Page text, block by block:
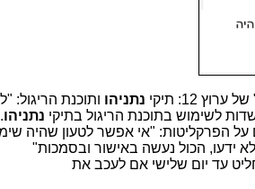
תיקי נתניהוותוכנת הריגול: "לא
בתוכנת הריגול בתיקינתניהו.
"אי אפשר לטעון שהיה שימוש
הכול נעשה באישור ובסמכות"
יום שלישי אם לעכב את